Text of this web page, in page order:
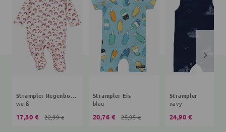
Strampler Regenbogen
weiß
17,30 € 22,99 €
Strampler Eis
blau
20,76 € 25,95 €
Strampler
navy
24,90 €